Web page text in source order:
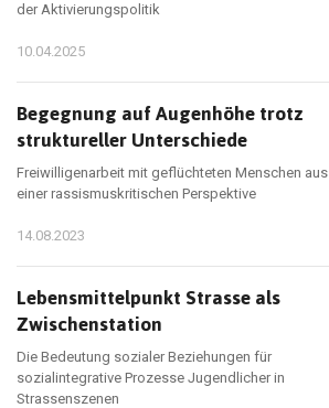
der Aktivierungspolitik
10.04.2025
Begegnung auf Augenhöhe trotz
struktureller Unterschiede
Freiwilligenarbeit mit geflüchteten Menschen aus
einer rassismuskritischen Perspektive
14.08.2023
Lebensmittelpunkt Strasse als
Zwischenstation
Die Bedeutung sozialer Beziehungen für
sozialintegrative Prozesse Jugendlicher in
Strassenszenen